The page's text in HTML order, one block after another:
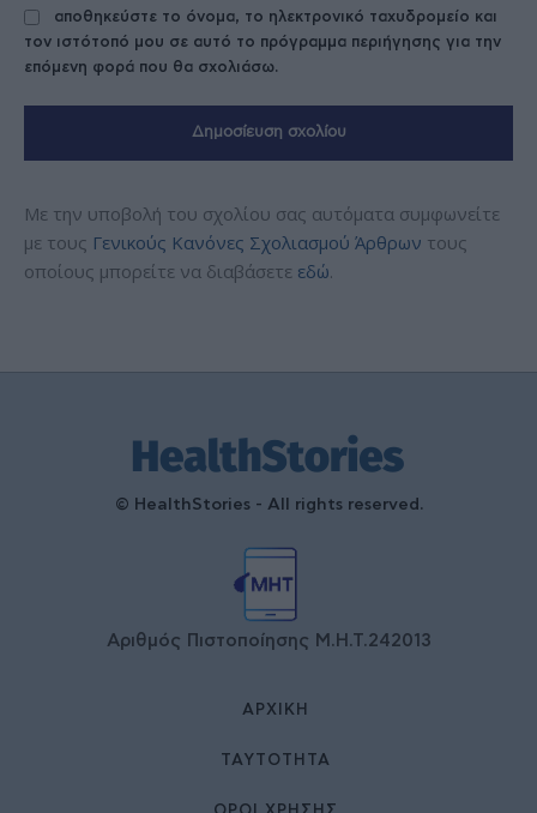
αποθηκεύστε το όνομα, το ηλεκτρονικό ταχυδρομείο και
τον ιστότοπό μου σε αυτό το πρόγραμμα περιήγησης για την
επόμενη φορά που θα σχολιάσω.
Με την υποβολή του σχολίου σας αυτόματα συμφωνείτε
με τους Γενικούς Κανόνες Σχολιασμού Άρθρων τους
οποίους μπορείτε να διαβάσετε εδώ.
© HealthStories - All rights reserved.
Αριθμός Πιστοποίησης Μ.Η.Τ.242013
ΑΡΧΙΚΉ
ΤΑΥΤΌΤΗΤΑ